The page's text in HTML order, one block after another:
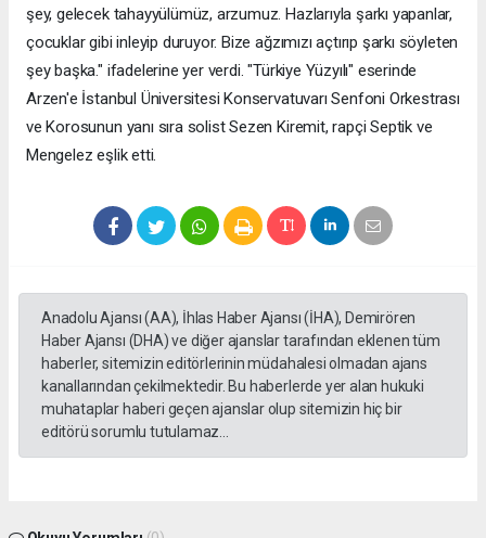
şey, gelecek tahayyülümüz, arzumuz. Hazlarıyla şarkı yapanlar,
çocuklar gibi inleyip duruyor. Bize ağzımızı açtırıp şarkı söyleten
şey başka." ifadelerine yer verdi. "Türkiye Yüzyılı" eserinde
Arzen'e İstanbul Üniversitesi Konservatuvarı Senfoni Orkestrası
ve Korosunun yanı sıra solist Sezen Kiremit, rapçi Septik ve
Mengelez eşlik etti.
Anadolu Ajansı (AA), İhlas Haber Ajansı (İHA), Demirören
Haber Ajansı (DHA) ve diğer ajanslar tarafından eklenen tüm
haberler, sitemizin editörlerinin müdahalesi olmadan ajans
kanallarından çekilmektedir. Bu haberlerde yer alan hukuki
muhataplar haberi geçen ajanslar olup sitemizin hiç bir
editörü sorumlu tutulamaz...